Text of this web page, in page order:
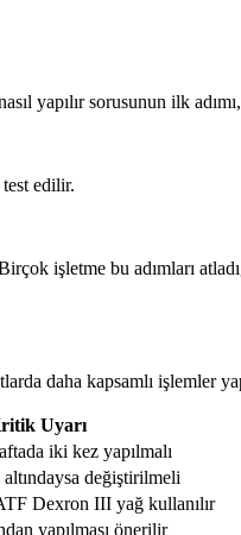
yapılır sorusunun ilk
edilir.
işletme bu adımları
daha kapsamlı işlemler
Uyarı
iki kez yapılmalı
altındaysa değiştirilmeli
Dexron III yağ kullanılır
yapılması önerilir